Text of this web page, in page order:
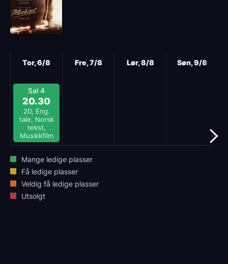
Tor, 6/8
Sal 4
20.30
2D, Eng.
tale, Norsk
tekst,
Musikkfilm
Fre, 7/8 Lør, 8/8 Søn, 9/8
Mange ledige plasser
Få ledige plasser
Veldig få ledige plasser
Utsolgt